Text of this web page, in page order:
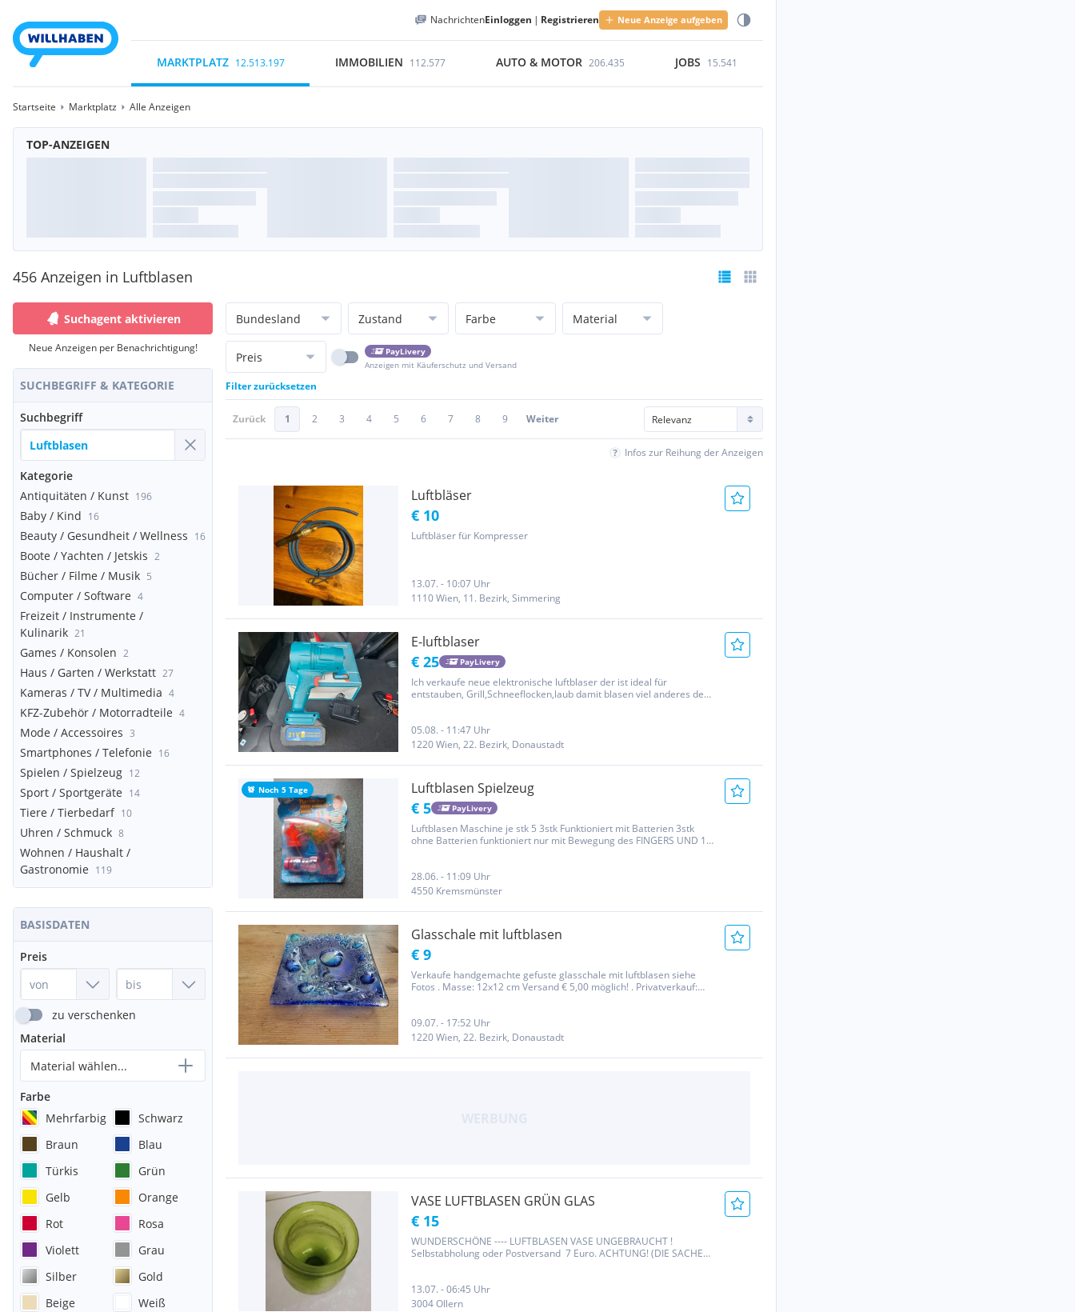
NachrichtenEinloggen | Registrieren Neue Anzeige aufgeben
MARKTPLATZ 12.513.197 IMMOBILIEN 112.577 AUTO & MOTOR 206.435 JOBS 15.541
Startseite Marktplatz Alle Anzeigen
TOP-ANZEIGEN
456 Anzeigen in Luftblasen
Suchagent aktivieren
Neue Anzeigen per Benachrichtigung!
SUCHBEGRIFF & KATEGORIE
Suchbegriff
Kategorie
Antiquitäten / Kunst 196
Baby / Kind 16
Beauty / Gesundheit / Wellness 16
Boote / Yachten / Jetskis 2
Bücher / Filme / Musik 5
Computer / Software 4
Freizeit / Instrumente /
Kulinarik 21
Games / Konsolen 2
Haus / Garten / Werkstatt 27
Kameras / TV / Multimedia 4
KFZ-Zubehör / Motorradteile 4
Mode / Accessoires 3
Smartphones / Telefonie 16
Spielen / Spielzeug 12
Sport / Sportgeräte 14
Tiere / Tierbedarf 10
Uhren / Schmuck 8
Wohnen / Haushalt /
Gastronomie 119
BASISDATEN
Preis
zu verschenken
Material
Material wählen...
Farbe
Mehrfarbig
Schwarz
Braun
Blau
Türkis
Grün
Gelb
Orange
Rot
Rosa
Violett
Grau
Silber
Gold
Beige
Weiß
Bundesland Zustand Farbe Material
Preis
PayLivery
Anzeigen mit Käuferschutz und Versand
Filter zurücksetzen
Zurück 1 2 3 4 5 6 7 8 9 Weiter
Infos zur Reihung der Anzeigen
Luftbläser
€ 10
Luftbläser für Kompresser
13.07. - 10:07 Uhr
1110 Wien, 11. Bezirk, Simmering
E-luftblaser
€ 25 PayLivery
Ich verkaufe neue elektronische luftblaser der ist ideal für
entstauben, Grill,Schneeflocken,laub damit blasen viel anderes der
05.08. - 11:47 Uhr
1220 Wien, 22. Bezirk, Donaustadt
Noch 5 Tage Luftblasen Spielzeug
€ 5 PayLivery
Luftblasen Maschine je stk 5 3stk Funktioniert mit Batterien 3stk
ohne Batterien funktioniert nur mit Bewegung des FINGERS UND 1
28.06. - 11:09 Uhr
4550 Kremsmünster
Glasschale mit luftblasen
€ 9
Verkaufe handgemachte gefuste glasschale mit luftblasen siehe
Fotos . Masse: 12x12 cm Versand € 5,00 möglich! . Privatverkauf:
09.07. - 17:52 Uhr
1220 Wien, 22. Bezirk, Donaustadt
VASE LUFTBLASEN GRÜN GLAS
€ 15
WUNDERSCHÖNE ---- LUFTBLASEN VASE UNGEBRAUCHT !
Selbstabholung oder Postversand 7 Euro. ACHTUNG! (DIE SACHEN
10 EURO! VIELE...
13.07. - 06:45 Uhr
3004 Ollern